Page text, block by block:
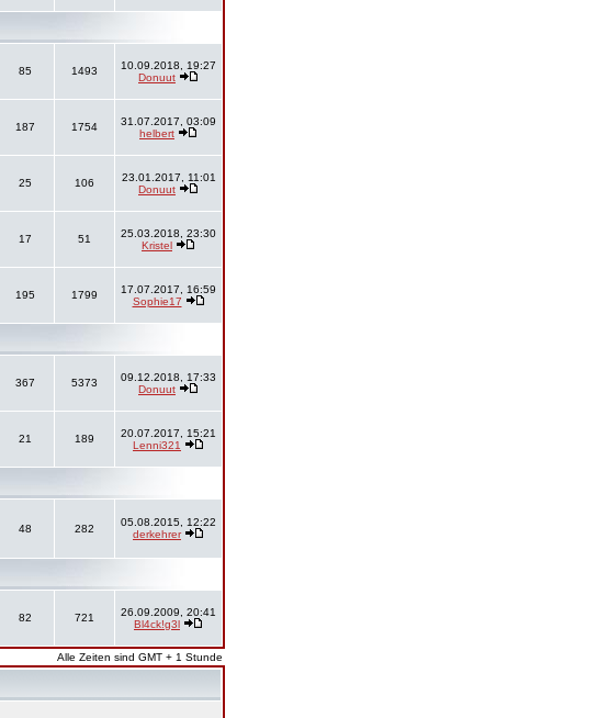
85 1493
10.09.2018, 19:27
Donuut
187 1754
31.07.2017, 03:09
helbert
25 106
23.01.2017, 11:01
Donuut
17 51
25.03.2018, 23:30
Kristel
195 1799
17.07.2017, 16:59
Sophie17
367 5373
09.12.2018, 17:33
Donuut
21 189
20.07.2017, 15:21
Lenni321
48 282
05.08.2015, 12:22
derkehrer
82 721
26.09.2009, 20:41
Bl4ck!g3l
Alle Zeiten sind GMT + 1 Stunde